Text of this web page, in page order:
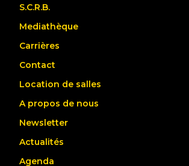
S.C.R.B.
Mediathèque
Carrières
Contact
Location de salles
A propos de nous
Newsletter
Actualités
Agenda